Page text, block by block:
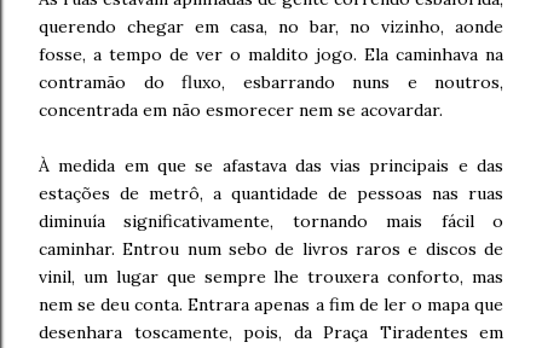
querendo chegar em casa, no bar, no vizinho, aonde
fosse, a tempo de ver o maldito jogo. Ela caminhava na
contramão do fluxo, esbarrando nuns e noutros,
concentrada em não esmorecer nem se acovardar.
À medida em que se afastava das vias principais e das
estações de metrô, a quantidade de pessoas nas ruas
diminuía significativamente, tornando mais fácil o
caminhar. Entrou num sebo de livros raros e discos de
vinil, um lugar que sempre lhe trouxera conforto, mas
nem se deu conta. Entrara apenas a fim de ler o mapa que
desenhara toscamente, pois, da Praça Tiradentes em